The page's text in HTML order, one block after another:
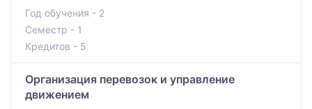
Год обучения - 2
Семестр - 1
Кредитов - 5
Организация перевозок и управление
движением